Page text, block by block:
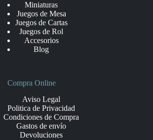
Miniaturas
Juegos de Mesa
Juegos de Cartas
Juegos de Rol
Accesorios
Blog
Compra Online
Aviso Legal
Politica de Privacidad
Condiciones de Compra
Gastos de envío
Devoluciones